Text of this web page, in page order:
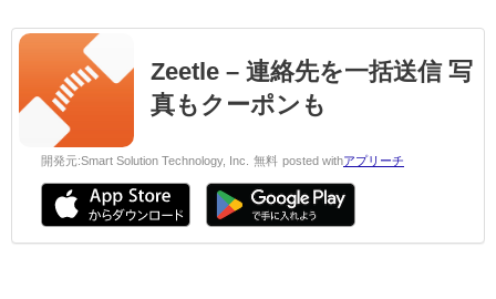
Zeetle – 連絡先を一括送信 写
真もクーポンも
開発元:Smart Solution Technology, Inc. 無料 posted withアプリーチ